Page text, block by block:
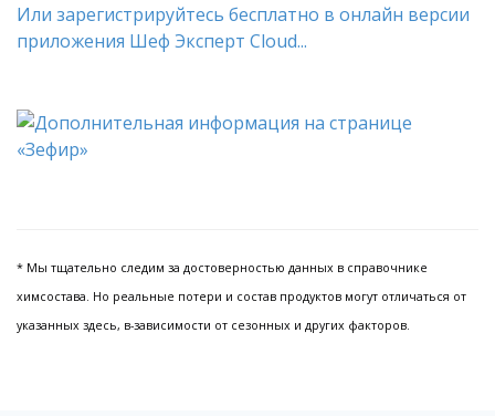
Или зарегистрируйтесь бесплатно в онлайн версии
приложения Шеф Эксперт Cloud...
* Мы тщательно следим за достоверностью данных в справочнике
химсостава. Но реальные потери и состав продуктов могут отличаться от
указанных здесь, в-зависимости от сезонных и других факторов.